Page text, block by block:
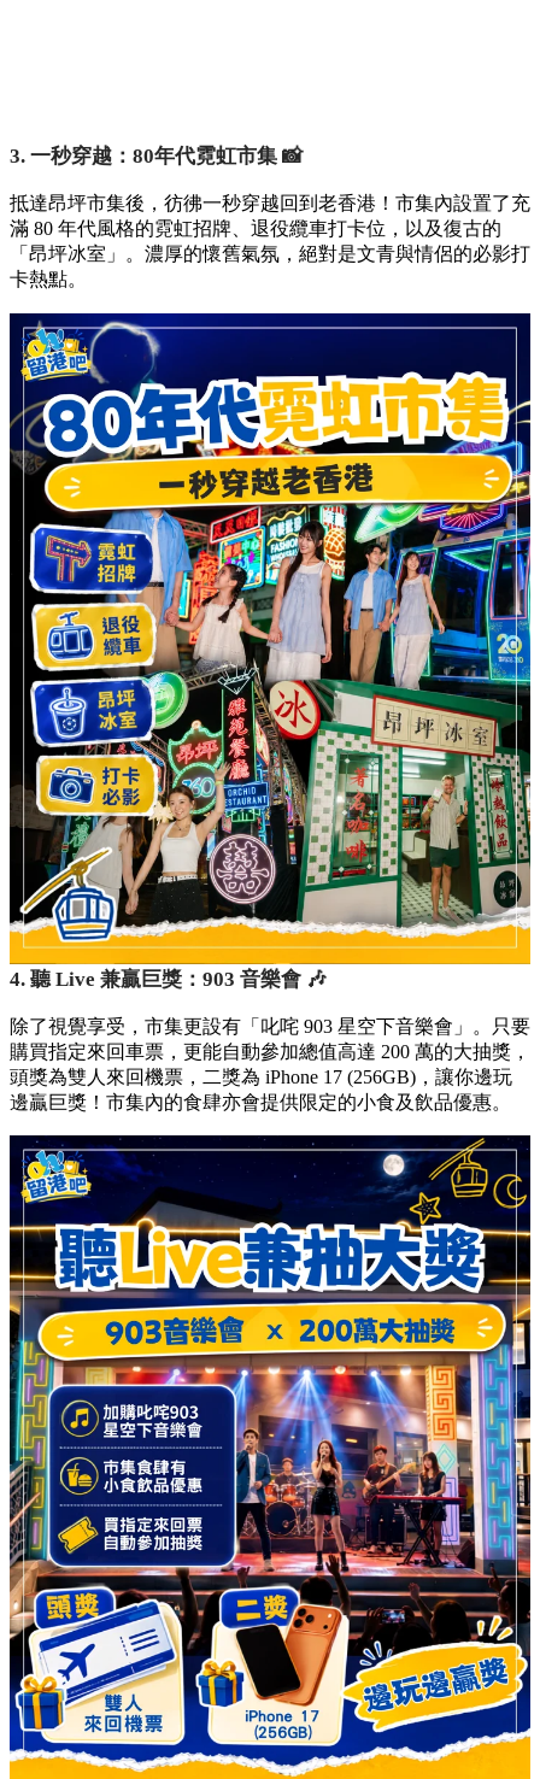
3. 一秒穿越：80年代霓虹市集 📸
抵達昂坪市集後，彷彿一秒穿越回到老香港！市集內設置了充
滿 80 年代風格的霓虹招牌、退役纜車打卡位，以及復古的
「昂坪冰室」。濃厚的懷舊氣氛，絕對是文青與情侶的必影打
卡熱點。
4. 聽 Live 兼贏巨獎：903 音樂會 🎶
除了視覺享受，市集更設有「叱咤 903 星空下音樂會」。只要
購買指定來回車票，更能自動參加總值高達 200 萬的大抽獎，
頭獎為雙人來回機票，二獎為 iPhone 17 (256GB)，讓你邊玩
邊贏巨獎！市集內的食肆亦會提供限定的小食及飲品優惠。